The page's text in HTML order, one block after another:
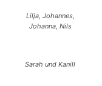
Lilja, Johannes,
Johanna, Nils
Sarah und Kanill